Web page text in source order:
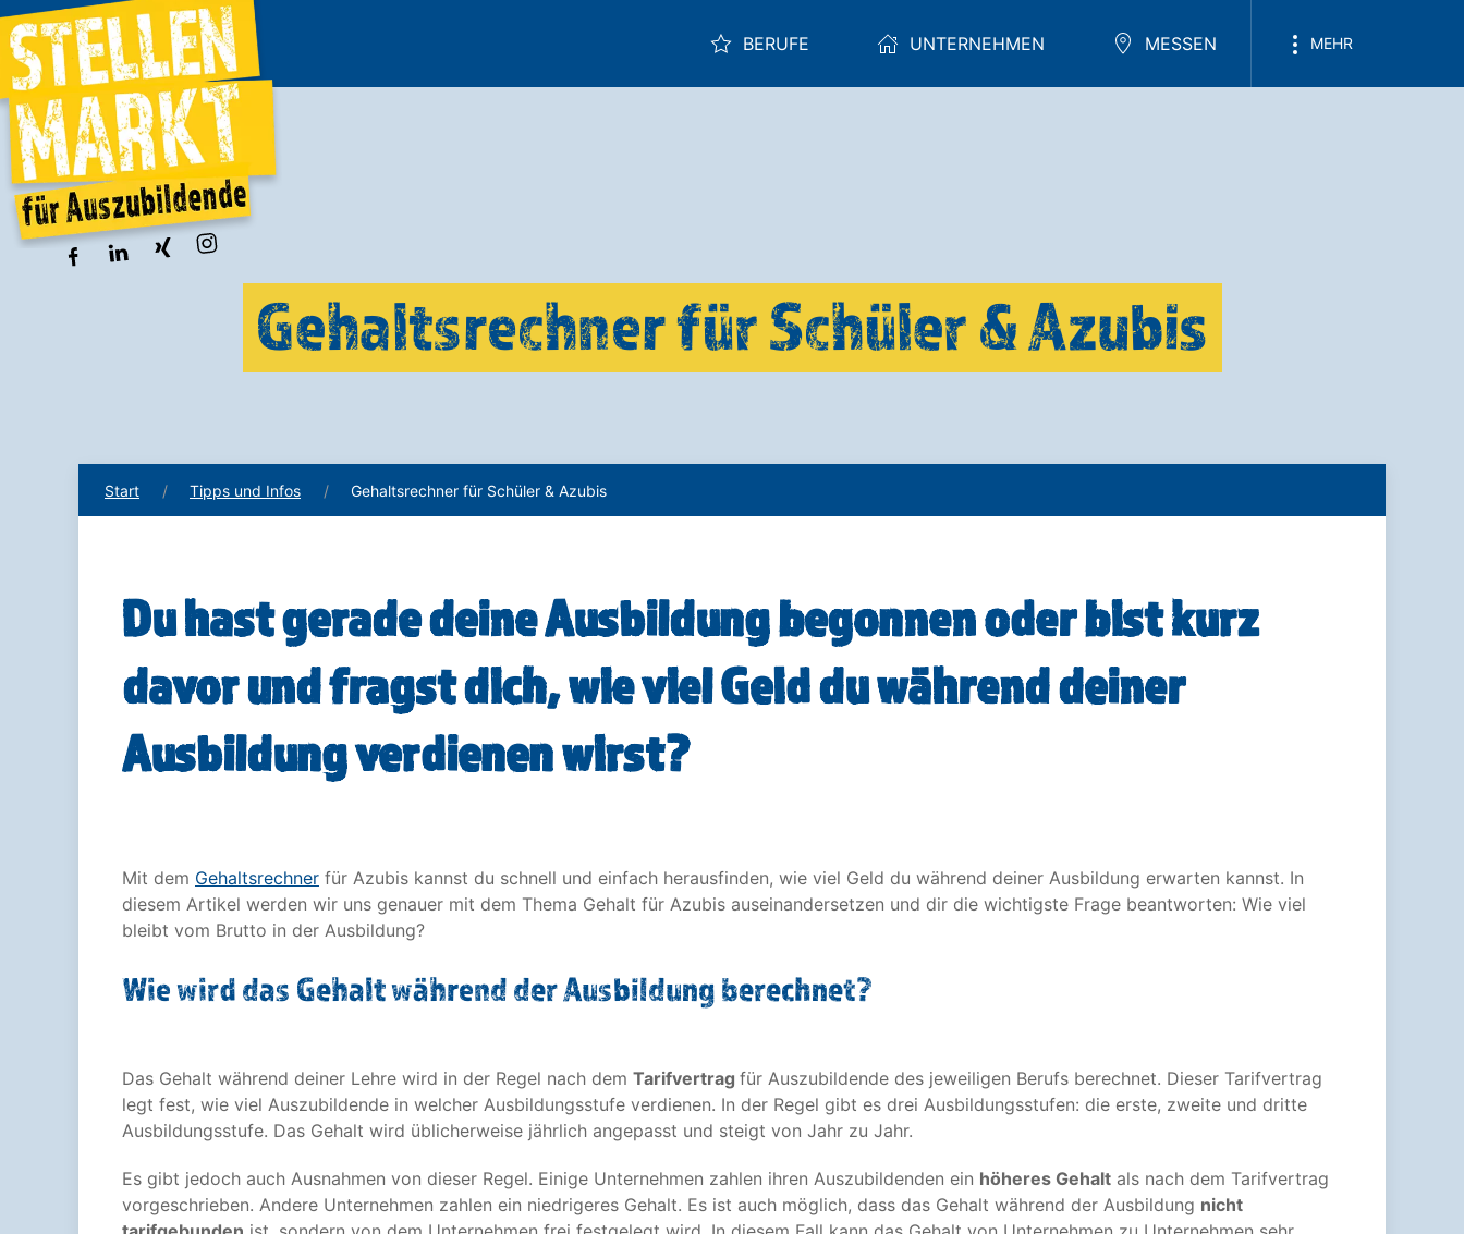
BERUFE UNTERNEHMEN MESSEN MEHR
Gehaltsrechner für Schüler & Azubis
Start Tipps und Infos Gehaltsrechner für Schüler & Azubis
Du hast gerade deine Ausbildung begonnen oder bist kurz
davor und fragst dich, wie viel Geld du während deiner
Ausbildung verdienen wirst?
Mit dem Gehaltsrechner für Azubis kannst du schnell und einfach herausfinden, wie viel Geld du während deiner Ausbildung erwarten kannst. In
diesem Artikel werden wir uns genauer mit dem Thema Gehalt für Azubis auseinandersetzen und dir die wichtigste Frage beantworten: Wie viel
bleibt vom Brutto in der Ausbildung?
Wie wird das Gehalt während der Ausbildung berechnet?
Das Gehalt während deiner Lehre wird in der Regel nach dem Tarifvertrag für Auszubildende des jeweiligen Berufs berechnet. Dieser Tarifvertrag
legt fest, wie viel Auszubildende in welcher Ausbildungsstufe verdienen. In der Regel gibt es drei Ausbildungsstufen: die erste, zweite und dritte
Ausbildungsstufe. Das Gehalt wird üblicherweise jährlich angepasst und steigt von Jahr zu Jahr.
Es gibt jedoch auch Ausnahmen von dieser Regel. Einige Unternehmen zahlen ihren Auszubildenden ein höheres Gehalt als nach dem Tarifvertrag
vorgeschrieben. Andere Unternehmen zahlen ein niedrigeres Gehalt. Es ist auch möglich, dass das Gehalt während der Ausbildung nicht